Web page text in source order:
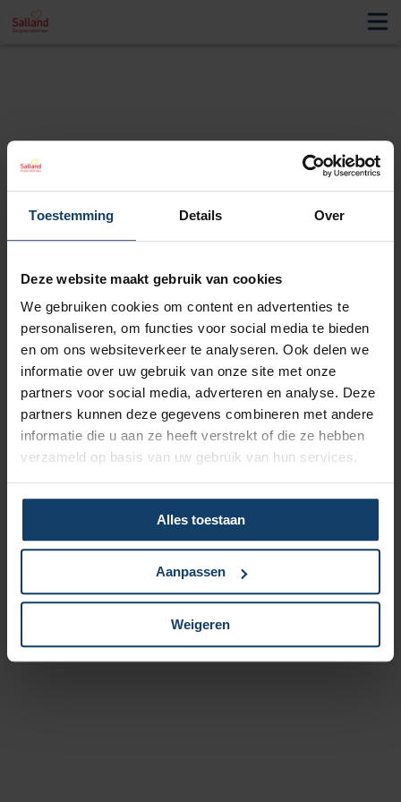
Toestemming Details Over
Deze website maakt gebruik van cookies
We gebruiken cookies om content en advertenties te
personaliseren, om functies voor social media te bieden
en om ons websiteverkeer te analyseren. Ook delen we
informatie over uw gebruik van onze site met onze
partners voor social media, adverteren en analyse. Deze
partners kunnen deze gegevens combineren met andere
informatie die u aan ze heeft verstrekt of die ze hebben
verzameld op basis van uw gebruik van hun services.
Alles toestaan
Aanpassen
Weigeren